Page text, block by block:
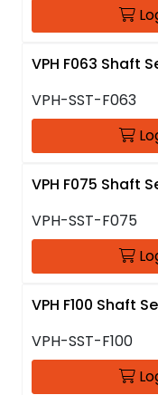
VPH F063 Shaft
VPH-SST-F063
VPH F075 Shaft
VPH-SST-F075
VPH F100 Shaft
VPH-SST-F100